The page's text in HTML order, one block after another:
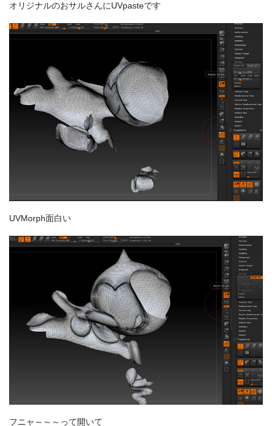
オリジナルのおサルさんにUVpasteです
UVMorph面白い
フニャ～～～って開いて